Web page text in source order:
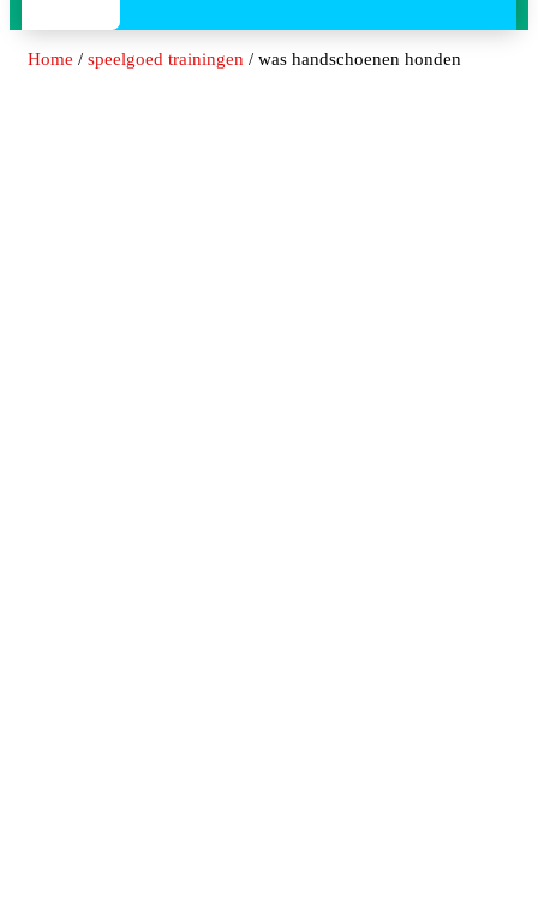
Home / speelgoed trainingen / was handschoenen honden